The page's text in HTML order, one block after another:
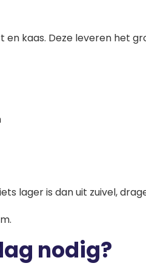
kaas. Deze leveren het
lager is dan uit zuivel,
nodig?